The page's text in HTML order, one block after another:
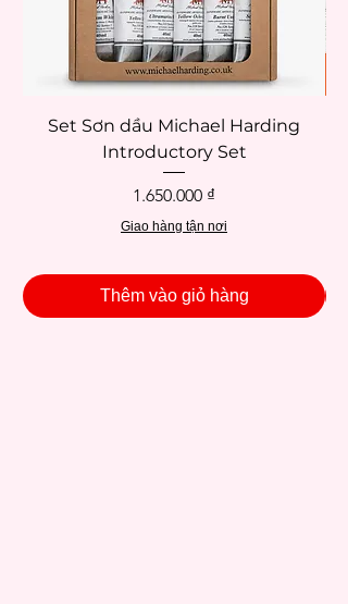
Set Sơn dầu Michael Harding
Introductory Set
Giá
1.650.000 ₫
Giao hàng tận nơi
Thêm vào giỏ hàng